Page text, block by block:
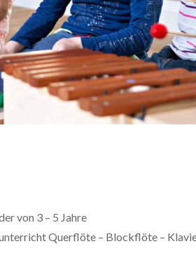
von 3 – 5 Jahre
Querflöte – Blockflöte –